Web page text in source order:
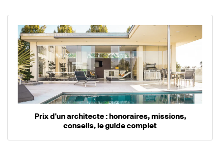
Prix d'un architecte : honoraires, missions,
conseils, le guide complet